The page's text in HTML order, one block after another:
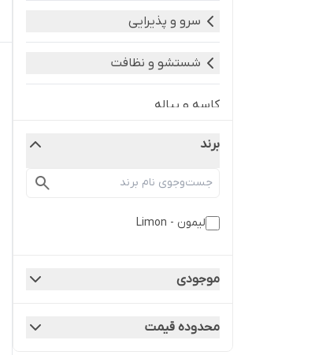
سرو و پذیرایی
شستشو و نظافت
کاسه و پیاله
لوازم حمام و سرویس بهداشتی
برند
لیمون - Limon
موجودی
محدوده قیمت